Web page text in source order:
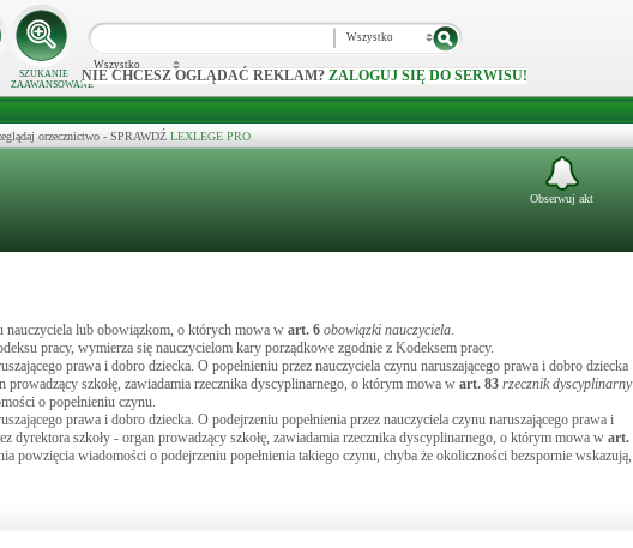
SZUKANIE
ZAAWANSOWANE
Wszystko
Wszystko
NIE CHCESZ OGLĄDAĆ REKLAM? ZALOGUJ SIĘ DO SERWISU!
orzecznictwo - SPRAWDŹ LEXLEGE PRO
Obserwuj akt
nauczyciela lub obowiązkom, o których mowa w art. 6 obowiązki nauczyciela.
pracy, wymierza się nauczycielom kary porządkowe zgodnie z Kodeksem pracy.
prawa i dobro dziecka. O popełnieniu przez nauczyciela czynu naruszającego prawa i dobro dziecka
szkołę, zawiadamia rzecznika dyscyplinarnego, o którym mowa w art. 83 rzecznik dyscyplinarny
o popełnieniu czynu.
prawa i dobro dziecka. O podejrzeniu popełnienia przez nauczyciela czynu naruszającego prawa i
dyrektora szkoły - organ prowadzący szkołę, zawiadamia rzecznika dyscyplinarnego, o którym mowa w art.
powzięcia wiadomości o podejrzeniu popełnienia takiego czynu, chyba że okoliczności bezspornie wskazują,